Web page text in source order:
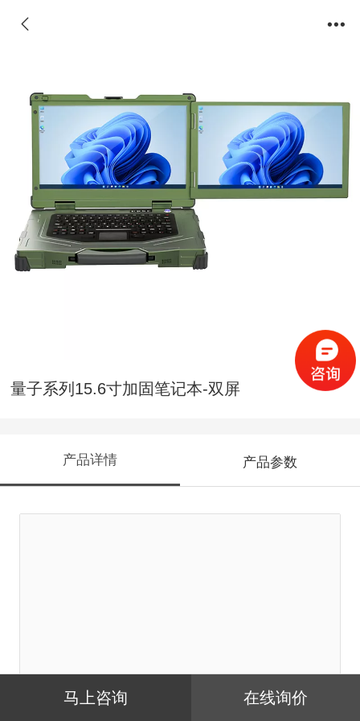
量子系列15.6寸加固笔记本-双屏
产品详情 产品参数
马上咨询 在线询价